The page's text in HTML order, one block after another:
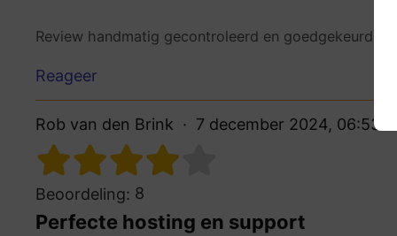
Review handmatig gecontroleerd en goedgekeurd.
Reageer
Rob van den Brink 7 december 2024, 06:53
Beoordeling: 8
Perfecte hosting en support